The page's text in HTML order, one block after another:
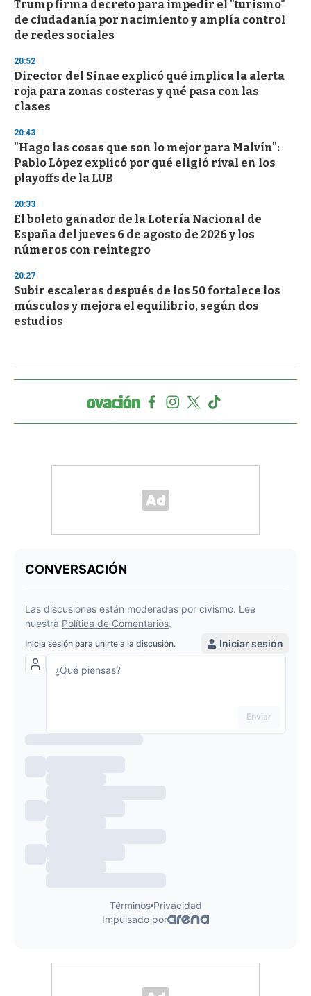
Trump firma decreto para impedir el "turismo"
de ciudadanía por nacimiento y amplía control
de redes sociales
20:52
Director del Sinae explicó qué implica la alerta
roja para zonas costeras y qué pasa con las
clases
20:43
"Hago las cosas que son lo mejor para Malvín":
Pablo López explicó por qué eligió rival en los
playoffs de la LUB
20:33
El boleto ganador de la Lotería Nacional de
España del jueves 6 de agosto de 2026 y los
números con reintegro
20:27
Subir escaleras después de los 50 fortalece los
músculos y mejora el equilibrio, según dos
estudios